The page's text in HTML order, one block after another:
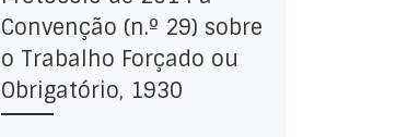
Convenção (n.º 29) sobre
o Trabalho Forçado ou
Obrigatório, 1930